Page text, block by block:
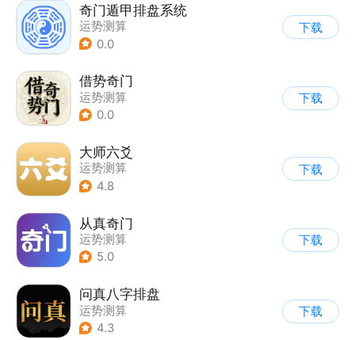
奇门遁甲排盘系统
运势测算
0.0
下载
借势奇门
运势测算
0.0
下载
大师六爻
运势测算
4.8
下载
从真奇门
运势测算
5.0
下载
问真八字排盘
运势测算
4.3
下载